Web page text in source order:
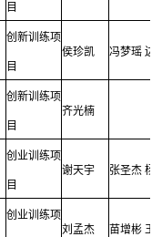
目
创新训练项
目
侯珍凯 冯梦瑶 边
创新训练项
目
齐光楠
创业训练项
目
谢天宇 张圣杰 杨
创业训练项
刘孟杰 苗增彬 王